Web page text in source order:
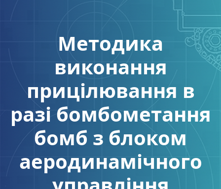
Методика
виконання
прицілювання в
разі бомбометання
бомб з блоком
аеродинамічного